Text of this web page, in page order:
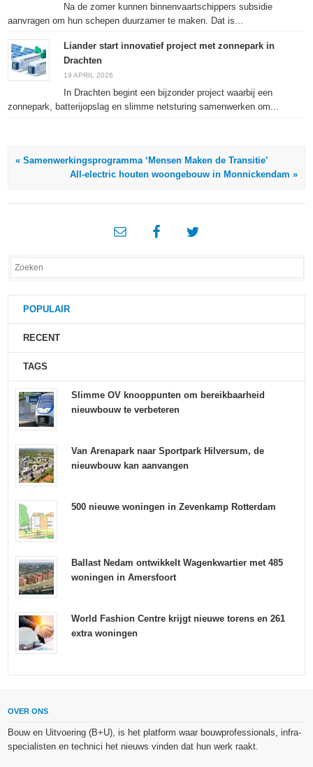
Na de zomer kunnen binnenvaartschippers subsidie
aanvragen om hun schepen duurzamer te maken. Dat is...
Liander start innovatief project met zonnepark in
Drachten
19 APRIL 2026
In Drachten begint een bijzonder project waarbij een
zonnepark, batterijopslag en slimme netsturing samenwerken om...
« Samenwerkingsprogramma ‘Mensen Maken de Transitie’
All-electric houten woongebouw in Monnickendam »
POPULAIR
RECENT
TAGS
Slimme OV knooppunten om bereikbaarheid
nieuwbouw te verbeteren
Van Arenapark naar Sportpark Hilversum, de
nieuwbouw kan aanvangen
500 nieuwe woningen in Zevenkamp Rotterdam
Ballast Nedam ontwikkelt Wagenkwartier met 485
woningen in Amersfoort
World Fashion Centre krijgt nieuwe torens en 261
extra woningen
OVER ONS
Bouw en Uitvoering (B+U), is het platform waar bouwprofessionals, infra-
specialisten en technici het nieuws vinden dat hun werk raakt.